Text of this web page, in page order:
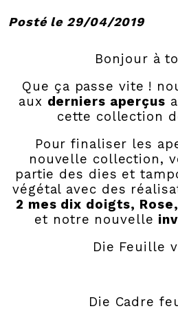
Posté le 29/04/2019
Bonjour à
Que ça passe vite !
aux derniers aperçus
cette collection
Pour finaliser les
nouvelle collection,
partie des dies et
végétal avec des
2 mes dix doigts, Rose,
et notre nouvelle
Die Feuille
Die Cadre